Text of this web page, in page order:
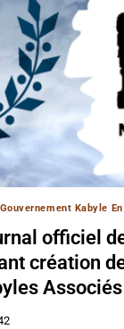
Gouvernement Kabyle En
officiel
création
Associés